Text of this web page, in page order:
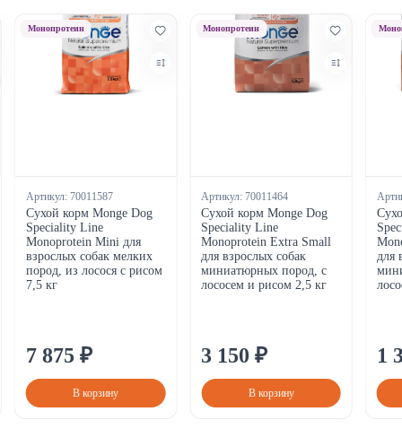
Монопротеин
Артикул: 70011587
Сухой корм Monge Dog
Speciality Line
Monoprotein Mini для
взрослых собак мелких
пород, из лосося с рисом
7,5 кг
7 875 ₽
В корзину
Монопротеин
Артикул:70011464
Сухой корм Monge Dog
Speciality Line
Monoprotein Extra Small
для взрослых собак
миниатюрных пород, с
лососем и рисом 2,5 кг
3 150 ₽
В корзину
для
1